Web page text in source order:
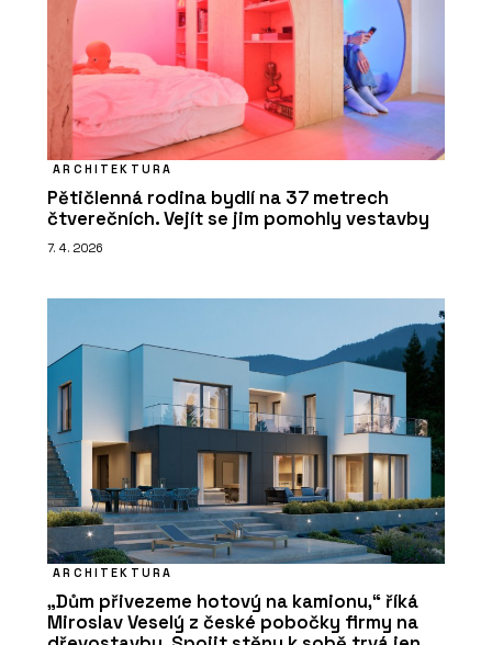
ARCHITEKTURA
Pětičlenná rodina bydlí na 37 metrech
čtverečních. Vejít se jim pomohly vestavby
7. 4. 2026
ARCHITEKTURA
„Dům přivezeme hotový na kamionu,“ říká
Miroslav Veselý z české pobočky firmy na